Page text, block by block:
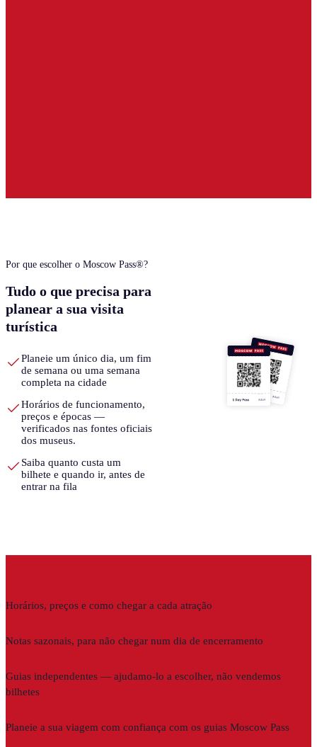
Por que escolher o Moscow Pass®?
Tudo o que precisa para
planear a sua visita
turística
Planeie um único dia, um fim
de semana ou uma semana
completa na cidade
Horários de funcionamento,
preços e épocas —
verificados nas fontes oficiais
dos museus.
Saiba quanto custa um
bilhete e quando ir, antes de
entrar na fila
Horários, preços e como chegar a cada atração
Notas sazonais, para não chegar num dia de encerramento
Guias independentes — ajudamo-lo a escolher, não vendemos
bilhetes
Planeie a sua viagem com confiança com os guias Moscow Pass